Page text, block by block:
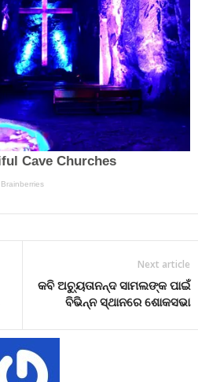
Next article
କବି ଅଚ୍ୟୁତାନନ୍ଦ ସାମଲଙ୍କ ପାଇଁ
ବିଭିନ୍ନ ସ୍ଥାନରେ ଶୋକସଭା